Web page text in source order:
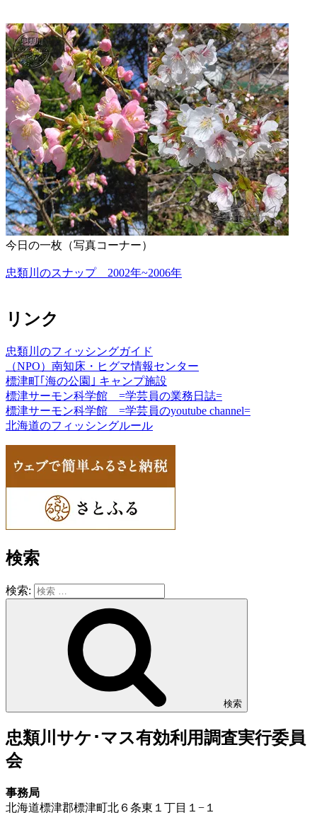
今日の一枚（写真コーナー）
忠類川のスナップ 2002年~2006年
リンク
忠類川のフィッシングガイド
（NPO）南知床・ヒグマ情報センター
標津町｢海の公園｣ キャンプ施設
標津サーモン科学館 =学芸員の業務日誌=
標津サーモン科学館 =学芸員のyoutube channel=
北海道のフィッシングルール
検索
検索:
検索
忠類川サケ･マス有効利用調査実行委員
会
事務局
北海道標津郡標津町北６条東１丁目１−１